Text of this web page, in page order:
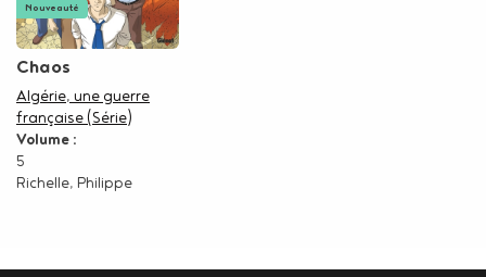
Nouveauté
Chaos
Dans la série
Algérie, une guerre
française (Série)
Volume :
5
Auteur
Richelle, Philippe